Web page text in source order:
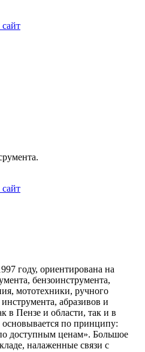
сайт
сайт
году, ориентирована на
бензоинструмента,
мототехники, ручного
абразивов и
в Пензе и области, так и в
по принципу:
доступным ценам». Большое
налаженные связи с